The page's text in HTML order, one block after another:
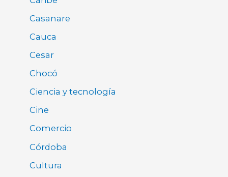
Casanare
Cauca
Cesar
Chocó
Ciencia y tecnología
Cine
Comercio
Córdoba
Cultura